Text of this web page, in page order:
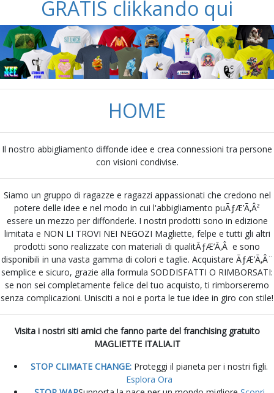
GRATIS clikkando qui
HOME
Il nostro abbigliamento diffonde idee e crea connessioni tra persone
con visioni condivise.
Siamo un gruppo di ragazze e ragazzi appassionati che credono nel
potere delle idee e nel modo in cui l'abbigliamento puÃƒÆ’Ã‚Â²
essere un mezzo per diffonderle. I nostri prodotti sono in edizione
limitata e NON LI TROVI NEI NEGOZI Magliette, felpe e tutti gli altri
prodotti sono realizzate con materiali di qualitÃƒÆ’Ã‚Â e sono
disponibili in una vasta gamma di colori e taglie. Acquistare ÃƒÆ’Ã‚Â¨
semplice e sicuro, grazie alla formula SODDISFATTI O RIMBORSATI:
se non sei completamente felice del tuo acquisto, ti rimborseremo
senza complicazioni. Unisciti a noi e porta le tue idee in giro con stile!
Visita i nostri siti amici che fanno parte del franchising gratuito
MAGLIETTE ITALIA.IT
STOP CLIMATE CHANGE: Proteggi il pianeta per i nostri figli.
Esplora Ora